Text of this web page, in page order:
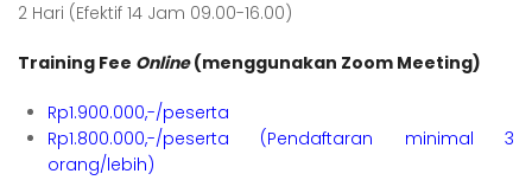
2 Hari (Efektif 14 Jam 09.00-16.00)
Training Fee Online(menggunakan Zoom Meeting)
Rp1.900.000,-/peserta
Rp1.800.000,-/peserta (Pendaftaran minimal 3
orang/lebih)